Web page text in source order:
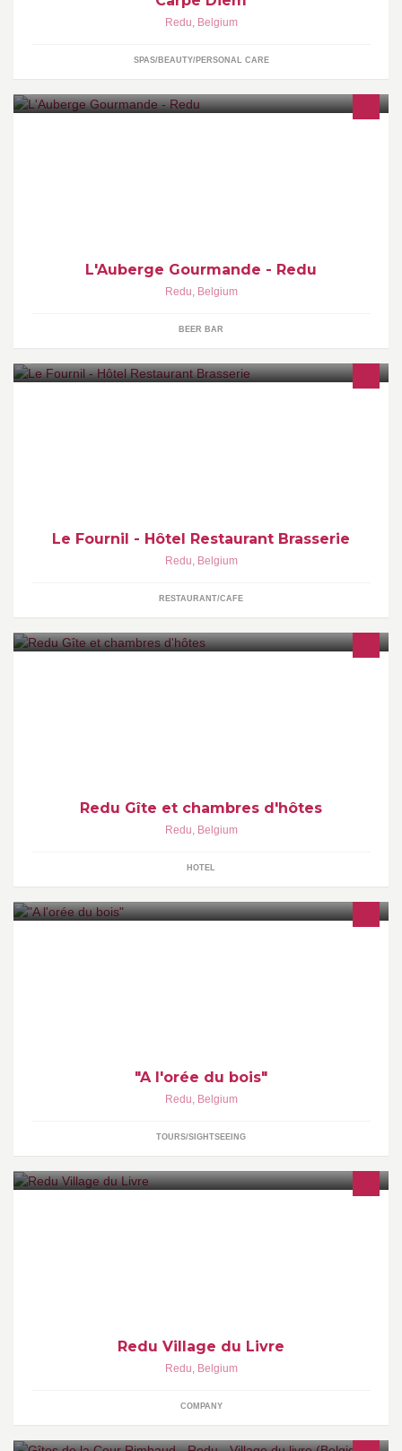
Redu, Belgium
SPAS/BEAUTY/PERSONAL CARE
L'Auberge Gourmande - Redu
Redu, Belgium
BEER BAR
Le Fournil - Hôtel Restaurant Brasserie
Redu, Belgium
RESTAURANT/CAFE
Redu Gîte et chambres d'hôtes
Redu, Belgium
HOTEL
"A l'orée du bois"
Redu, Belgium
TOURS/SIGHTSEEING
Redu Village du Livre
Redu, Belgium
COMPANY